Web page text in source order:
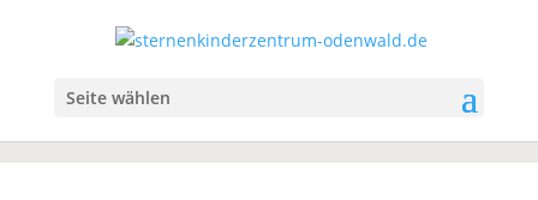
Seite wählen